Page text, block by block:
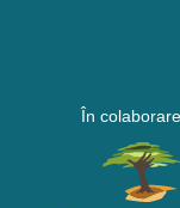
În